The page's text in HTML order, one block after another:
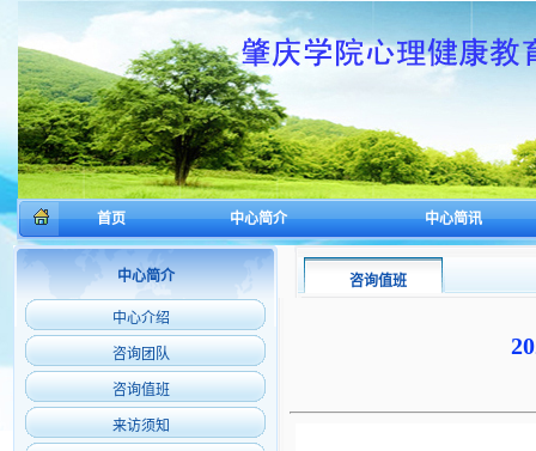
首页 中心简介 中心简讯
中心简介
中心介绍
咨询团队
咨询值班
来访须知
咨询值班